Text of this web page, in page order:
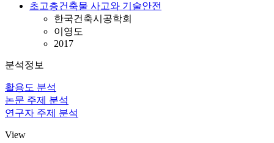
초고층건축물 사고와 기술안전
한국건축시공학회
이영도
2017
분석정보
활용도 분석
논문 주제 분석
연구자 주제 분석
View